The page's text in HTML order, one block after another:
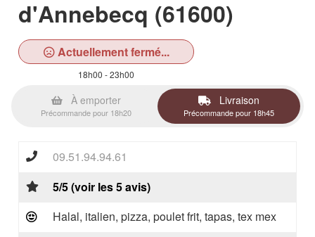
d'Annebecq (61600)
Actuellement fermé...
18h00 - 23h00
À emporter
Précommande pour 18h20
Livraison
Précommande pour 18h45
09.51.94.94.61
5/5 (voir les 5 avis)
Halal, italien, pizza, poulet frit, tapas, tex mex